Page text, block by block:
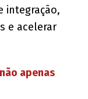
integração,
e acelerar
apenas